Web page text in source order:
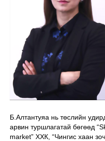
Б.Алтантуяа нь төслийн
арвин туршлагатай бөгөөд
market” ХХК, “Чингис хаан